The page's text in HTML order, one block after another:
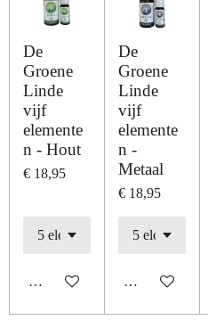
De
Groene
Linde
vijf
elemente
n - Hout
€ 18,95
In winkelwagen
De
Groene
Linde
vijf
elemente
n -
Metaal
€ 18,95
In winkelwagen